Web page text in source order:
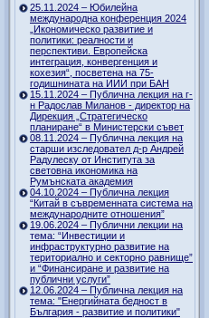
25.11.2024 – Юбилейна
международна конференция 2024
„Икономическо развитие и
политики: реалности и
перспективи. Европейска
интеграция, конвергенция и
кохезия“, посветена на 75-
годишнината на ИИИ при БАН
15.11.2024 – Публична лекция на г-
н Радослав Миланов - директор на
Дирекция „Стратегическо
планиране“ в Министерски съвет
08.11.2024 – Публична лекция на
старши изследовател д-р Андрей
Радулеску от Института за
световна икономика на
Румънската академия
04.10.2024 – Публична лекция
“Китай в съвременната система на
международните отношения”
19.06.2024 – Публични лекции на
тема: “Инвестиции и
инфраструктурно развитие на
териториално и секторно равнище”
и “Финансиране и развитие на
публични услуги”
12.06.2024 – Публична лекция на
тема: "Енергийната бедност в
България - развитие и политики"